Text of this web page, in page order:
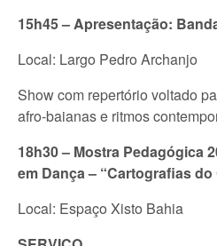
15h45 – Apresentação:
Local: Largo Pedro Archanjo
Show com repertório voltado
afro-baianas e ritmos
18h30 – Mostra Pedagógica
em Dança – “Cartografias do
Local: Espaço Xisto Bahia